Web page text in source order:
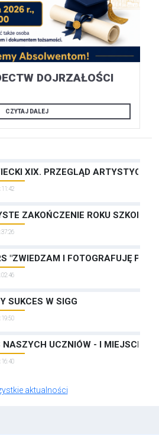
DOJRZAŁOŚCI
CZYTAJ DALEJ
XIX. PRZEGLĄD
ZAKOŃCZENIE ROKU
"ZWIEDZAM I FOTOGRAFUJĘ
SUKCES W SIGG
NASZYCH UCZNIÓW - I MIEJSCE W
aktualności